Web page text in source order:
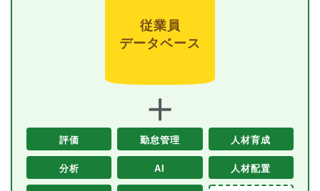
従業員
データベース
＋
評価 勤怠管理 人材育成
分析 AI 人材配置